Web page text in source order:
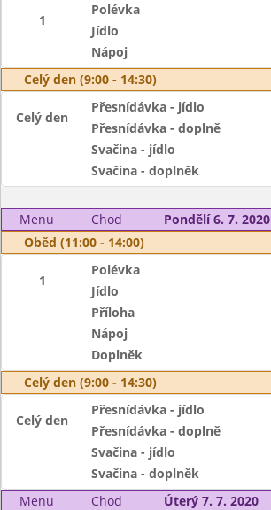
1
Polévka
Jídlo
Nápoj
Celý den (9:00 - 14:30)
Celý den
Přesnídávka - jídlo
Přesnídávka - doplně
Svačina - jídlo
Svačina - doplněk
Menu Chod
Pondělí 6. 7. 2020
Oběd (11:00 - 14:00)
1
Polévka
Jídlo
Příloha
Nápoj
Doplněk
Celý den (9:00 - 14:30)
Celý den
Přesnídávka - jídlo
Přesnídávka - doplně
Svačina - jídlo
Svačina - doplněk
Menu
Chod
Úterý 7. 7. 2020